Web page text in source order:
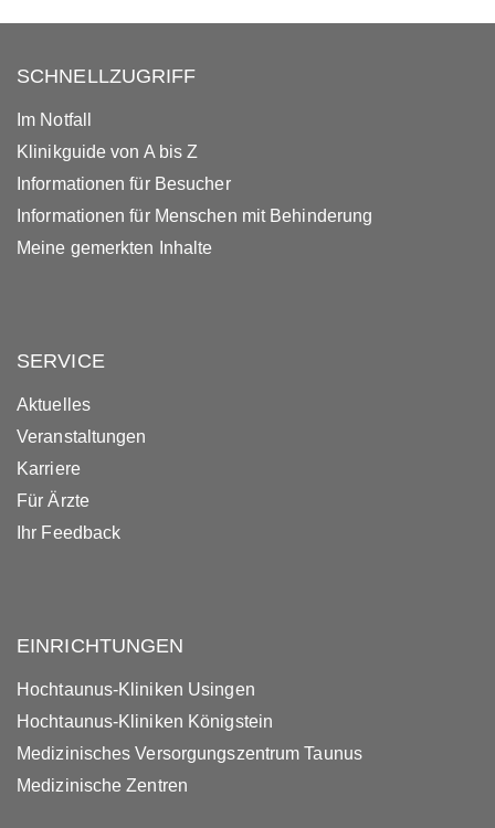
SCHNELLZUGRIFF
Im Notfall
Klinikguide von A bis Z
Informationen für Besucher
Informationen für Menschen mit Behinderung
Meine gemerkten Inhalte
SERVICE
Aktuelles
Veranstaltungen
Karriere
Für Ärzte
Ihr Feedback
EINRICHTUNGEN
Hochtaunus-Kliniken Usingen
Hochtaunus-Kliniken Königstein
Medizinisches Versorgungszentrum Taunus
Medizinische Zentren